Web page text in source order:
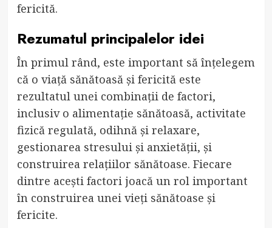
fericită.
Rezumatul principalelor idei
În primul rând, este important să înțelegem
că o viață sănătoasă și fericită este
rezultatul unei combinații de factori,
inclusiv o alimentație sănătoasă, activitate
fizică regulată, odihnă și relaxare,
gestionarea stresului și anxietății, și
construirea relațiilor sănătoase. Fiecare
dintre acești factori joacă un rol important
în construirea unei vieți sănătoase și
fericite.